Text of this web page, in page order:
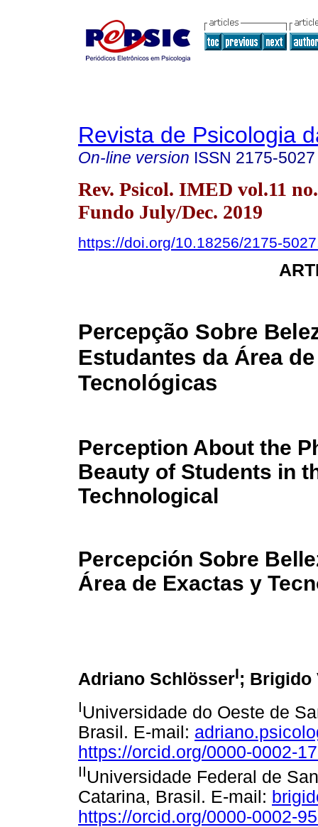
Revista de Psicologia
On-line version ISSN 2175-5027
Rev. Psicol. IMED vol.11
Fundo July/Dec. 2019
https://doi.org/10.18256/2175-
Percepção Sobre
Estudantes da Área
Tecnológicas
Perception About the
Beauty of Students in
Technological
Percepción Sobre
Área de Exactas y
Adriano SchlösserI; Brigido
IUniversidade do Oeste de
Brasil. E-mail:
https://orcid.org/0000-0002-
IIUniversidade Federal de
Catarina, Brasil. E-mail:
https://orcid.org/0000-0002-